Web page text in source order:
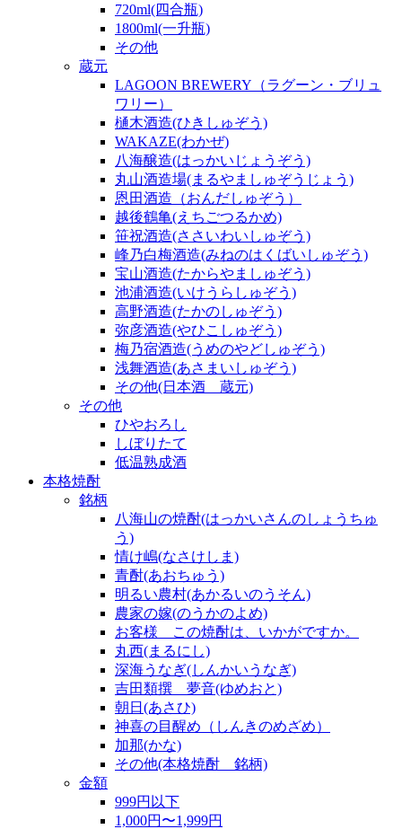
720ml(四合瓶)
1800ml(一升瓶)
その他
蔵元
LAGOON BREWERY（ラグーン・ブリュ
ワリー）
樋木酒造(ひきしゅぞう)
WAKAZE(わかぜ)
八海醸造(はっかいじょうぞう)
丸山酒造場(まるやましゅぞうじょう)
恩田酒造（おんだしゅぞう）
越後鶴亀(えちごつるかめ)
笹祝酒造(ささいわいしゅぞう)
峰乃白梅酒造(みねのはくばいしゅぞう)
宝山酒造(たからやましゅぞう)
池浦酒造(いけうらしゅぞう)
高野酒造(たかのしゅぞう)
弥彦酒造(やひこしゅぞう)
梅乃宿酒造(うめのやどしゅぞう)
浅舞酒造(あさまいしゅぞう)
その他(日本酒 蔵元)
その他
ひやおろし
しぼりたて
低温熟成酒
本格焼酎
銘柄
八海山の焼酎(はっかいさんのしょうちゅ
う)
情け嶋(なさけしま)
青酎(あおちゅう)
明るい農村(あかるいのうそん)
農家の嫁(のうかのよめ)
お客様 この焼酎は、いかがですか。
丸西(まるにし)
深海うなぎ(しんかいうなぎ)
吉田類撰 夢音(ゆめおと)
朝日(あさひ)
神喜の目醒め（しんきのめざめ）
加那(かな)
その他(本格焼酎 銘柄)
金額
999円以下
1,000円〜1,999円